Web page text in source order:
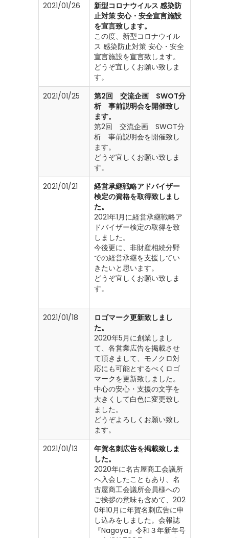
2021/01/26
新型コロナウイルス 感染防
止対策 安心・安全宣言施設
を宣言致します。
この度、新型コロナウイル
ス 感染防止対策 安心・安全
宣言施設を宣言致します。
どうぞ宜しくお願い致しま
す。
2021/01/25
第2回 交流企画 SWOT分
析 事前説明会を開催致し
ます。
第2回 交流企画 SWOT分
析 事前説明会を開催致し
ます。
どうぞ宜しくお願い致しま
す。
2021/01/21
経営承継戦略アドバイザー
検定の資格を取得致しまし
た。
2021年1月に経営承継戦略ア
ドバイザー検定の取得を致
しました。
今後更に、非財産相続分野
での経営承継を支援してい
きたいと思います。
どうぞ宜しくお願い致しま
す。
2021/01/18
ロゴマーク更新致しまし
た。
2020年5月に創業しまし
て、各営業広告を掲載させ
て頂きまして、モノクロ対
応にも可能とするべくロゴ
マークを更新致しました。
中心の安心・支援の文字を
大きくして白色に変更致し
ました。
どうぞよろしくお願い致し
ます。
2021/01/13
年賀名刺広告を掲載致しま
した。
2020年に名古屋商工会議所
へ入会したこともあり、名
古屋商工会議所会員様への
ご挨拶の意味も含めて、202
0年10月に年賀名刺広告に申
し込みをしました。会報誌
『Nagoya』令和３年新年号